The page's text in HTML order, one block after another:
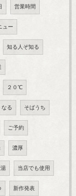
営業時間
ュー
知る人ぞ知る
２０℃
なる そばうち
ご予約
濃厚
当店でも使用
新作発表